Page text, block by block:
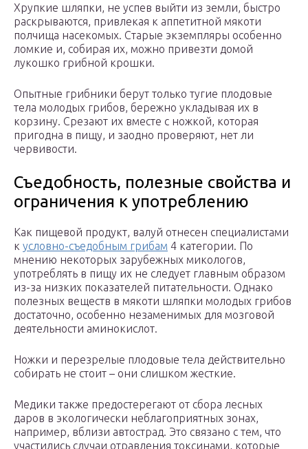
Хрупкие шляпки, не успев выйти из земли, быстро
раскрываются, привлекая к аппетитной мякоти
полчища насекомых. Старые экземпляры особенно
ломкие и, собирая их, можно привезти домой
лукошко грибной крошки.
Опытные грибники берут только тугие плодовые
тела молодых грибов, бережно укладывая их в
корзину. Срезают их вместе с ножкой, которая
пригодна в пищу, и заодно проверяют, нет ли
червивости.
Съедобность, полезные свойства и
ограничения к употреблению
Как пищевой продукт, валуй отнесен специалистами
к условно-съедобным грибам 4 категории. По
мнению некоторых зарубежных микологов,
употреблять в пищу их не следует главным образом
из-за низких показателей питательности. Однако
полезных веществ в мякоти шляпки молодых грибов
достаточно, особенно незаменимых для мозговой
деятельности аминокислот.
Ножки и перезрелые плодовые тела действительно
собирать не стоит – они слишком жесткие.
Медики также предостерегают от сбора лесных
даров в экологически неблагоприятных зонах,
например, вблизи автострад. Это связано с тем, что
участились случаи отравления токсинами, которые